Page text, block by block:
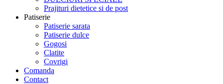
Prajituri dietetice si de post
Patiserie
Patiserie sarata
Patiserie dulce
Gogosi
Clatite
Covrigi
Comanda
Contact